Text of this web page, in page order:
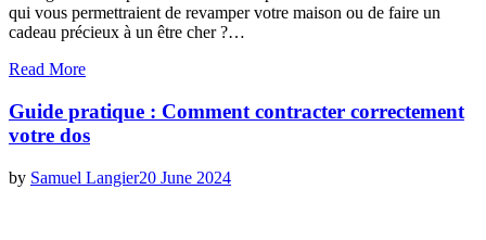
qui vous permettraient de revamper votre maison ou de faire un
cadeau précieux à un être cher ?…
Read More
Guide pratique : Comment contracter correctement
votre dos
by Samuel LangierPosted
20 June 2024